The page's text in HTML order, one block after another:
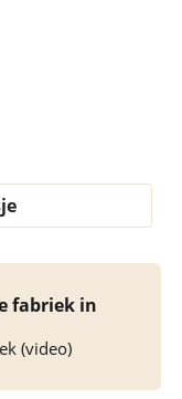
fabriek in
(video)